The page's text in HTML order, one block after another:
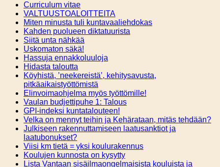
Curriculum vitae
VALTUUSTOALOITTEITA
Miten minusta tuli kuntavaaliehdokas
Kahden puolueen diktatuurista
Siitä unta nähkää
Uskomaton säkä!
Hassuja ennakkoluuloja
Hidasta taloutta
Köyhistä, ’neekereistä’, kehitysavusta,
pitkäaikaistyöttömistä
Elinvoimaohjelma myös työttömille!
Vaulan budjettipuhe 1: Talous
GPI-indeksi kuntatalouteen!
Velka on mennyt teihin ja Kehärataan, mitäs tehdään?
Julkiseen rakennuttamiseen laatusanktiot ja
laatubonukset?
Viisi km tietä = yksi koulurakennus
Koulujen kunnosta on kysytty
Lista Vantaan sisäilmaongelmaisista kouluista ja